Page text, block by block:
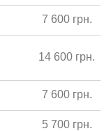
7 600 грн.
14 600 грн.
7 600 грн.
5 700 грн.